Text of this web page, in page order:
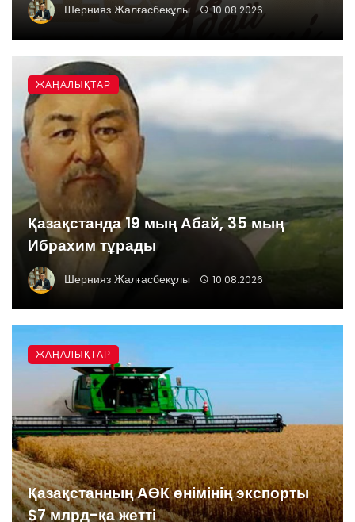
Шернияз Жалғасбекұлы 10.08.2026
Қазақстанда 19 мың Абай, 35 мың
Ибрахим тұрады
Шернияз Жалғасбекұлы 10.08.2026
ЖАҢАЛЫҚТАР
Қазақстанның АӨК өнімінің экспорты
$7 млрд-қа жетті
ЖАҢАЛЫҚТАР